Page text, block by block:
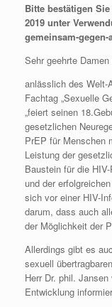
Bitte bestätigen
2019 unter
gemeinsam-gegen-
Sehr geehrte Damen
anlässlich des Welt-
Fachtag „Sexuelle
„feiert seinen
gesetzlichen
PrEP für Menschen
Leistung der
Baustein für die
und der
sich vor einer HIV-
darum, dass auch
der Möglichkeit der
Allerdings gibt es
sexuell
Herr Dr. phil.
Entwicklung